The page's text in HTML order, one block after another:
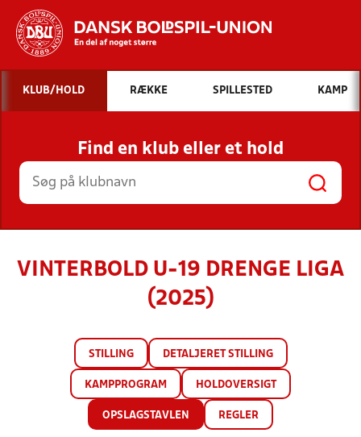
Hvad vil du søge efter?
INDHOLD OG NYHEDER
STILLINGER, RESULTATER, KLUBBER OG
HOLD
KLUB/HOLD RÆKKE SPILLESTED KAMP
Find en klub eller et hold
VINTERBOLD U-19 DRENGE LIGA
(2025)
STILLING DETALJERET STILLING
KAMPPROGRAM HOLDOVERSIGT
OPSLAGSTAVLEN REGLER